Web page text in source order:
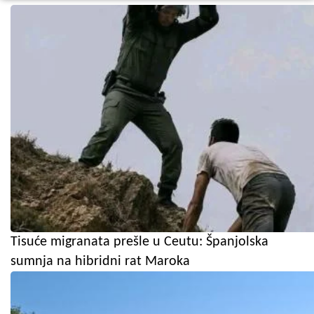
Tisuće migranata prešle u Ceutu: Španjolska
sumnja na hibridni rat Maroka